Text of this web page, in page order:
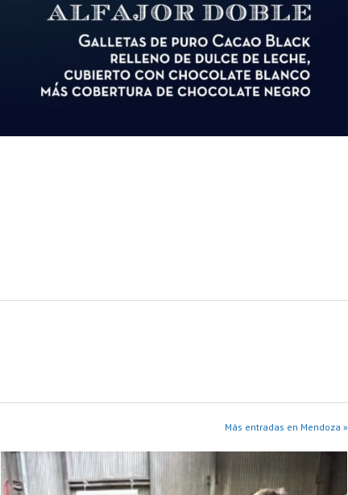
Más entradas en Mendoza »